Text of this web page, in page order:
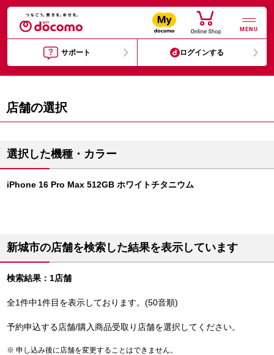
MENU
サポート ログインする
店舗の選択
選択した機種・カラー
iPhone 16 Pro Max 512GB ホワイトチタニウム
新城市の店舗を検索した結果を表示しています
検索結果：1店舗
全1件中1件目を表示しております。(50音順)
予約申込する店舗/購入商品受取り店舗を選択してください。
申し込み後に店舗を変更することはできません。